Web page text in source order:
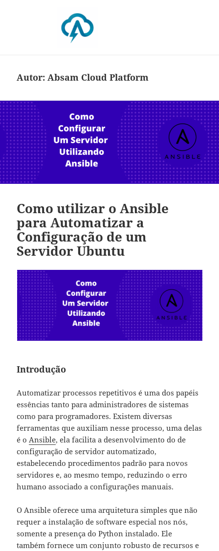
Autor:Absam Cloud Platform
Como utilizar o Ansible
para Automatizar a
Configuração de um
Servidor Ubuntu
Introdução
Automatizar processos repetitivos é uma dos papéis
essências tanto para administradores de sistemas
como para programadores. Existem diversas
ferramentas que auxiliam nesse processo, uma delas
é oAnsible, ela facilita a desenvolvimento do de
configuração de servidor automatizado,
estabelecendo procedimentos padrão para novos
servidores e, ao mesmo tempo, reduzindo o erro
humano associado a configurações manuais.
O Ansible oferece uma arquitetura simples que não
requer a instalação de software especial nos nós,
somente a presença do Python instalado. Ele
também fornece um conjunto robusto de recursos e